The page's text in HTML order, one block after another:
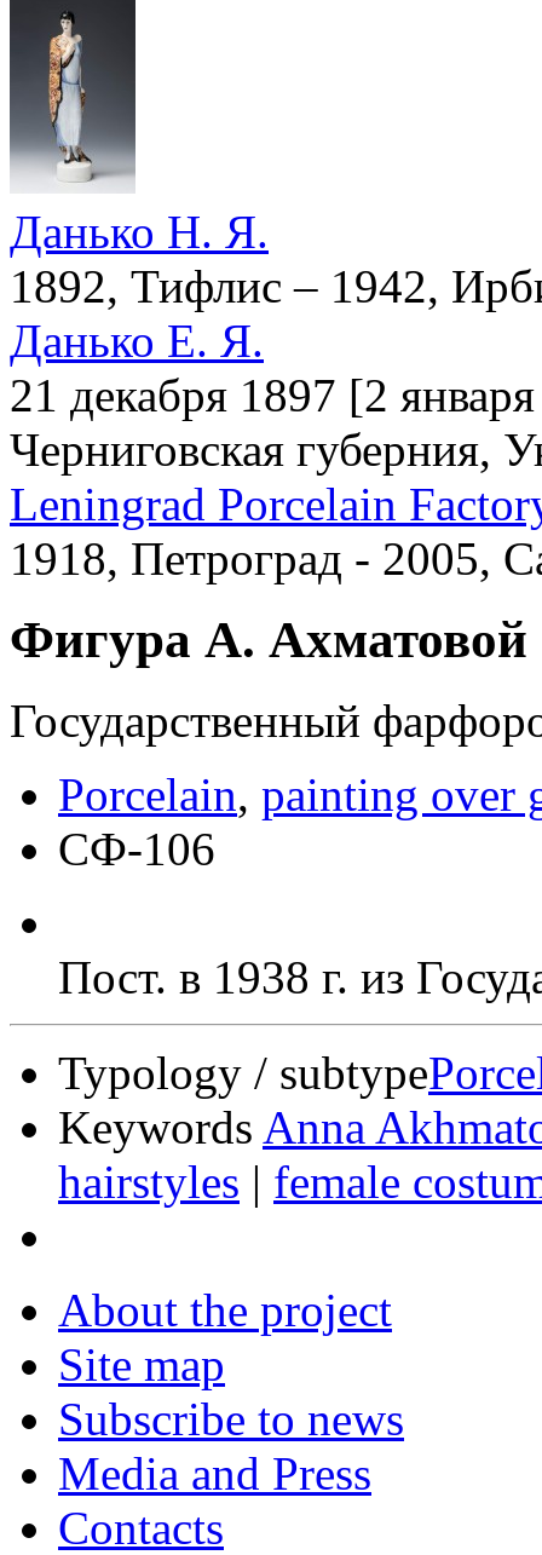
Данько Н. Я.
1892, Тифлис – 1942,
Данько Е. Я.
21 декабря 1897 [2
Черниговская губерния,
Leningrad Porcelain
1918, Петроград - 2005,
Фигура А. Ахматовой
Государственный
Porcelain, painting over
СФ-106
Пост. в 1938 г. из
Typology / subtype
Keywords Anna
hairstyles | female
About the project
Site map
Subscribe to news
Media and Press
Contacts